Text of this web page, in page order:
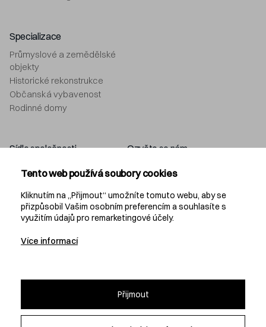
Specializace
Průmyslové a zemědělské
objekty
Historické rekonstrukce
Občanská vybavenost
Rodinné domy
Sídlo společnosti
Navláčil stavební firma, s.r.o.
Bartošova 5532
760 01 Zlín
Ozvěte se nám
+420 577 212 049
info@navlacil.cz
DEVELOPMENT
Tento web používá soubory cookies
Kliknutím na „Přijmout“ umožníte tomuto webu, aby se
přizpůsobil Vašim osobním preferencím a souhlasíte s
využitím údajů pro remarketingové účely.
Více informací
Přijmout